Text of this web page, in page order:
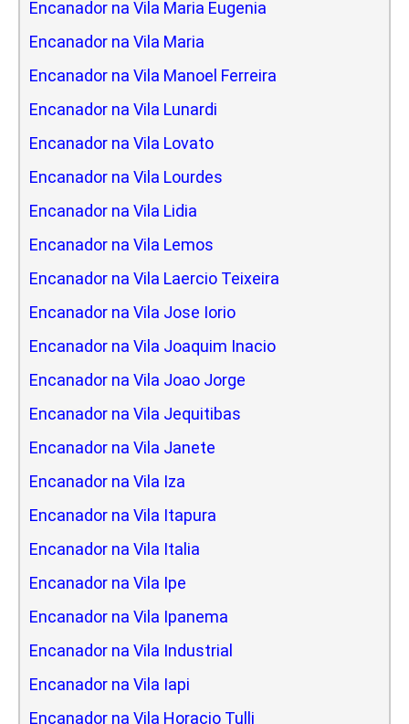
Encanador na Vila Maria Eugenia
Encanador na Vila Maria
Encanador na Vila Manoel Ferreira
Encanador na Vila Lunardi
Encanador na Vila Lovato
Encanador na Vila Lourdes
Encanador na Vila Lidia
Encanador na Vila Lemos
Encanador na Vila Laercio Teixeira
Encanador na Vila Jose Iorio
Encanador na Vila Joaquim Inacio
Encanador na Vila Joao Jorge
Encanador na Vila Jequitibas
Encanador na Vila Janete
Encanador na Vila Iza
Encanador na Vila Itapura
Encanador na Vila Italia
Encanador na Vila Ipe
Encanador na Vila Ipanema
Encanador na Vila Industrial
Encanador na Vila Iapi
Encanador na Vila Horacio Tulli